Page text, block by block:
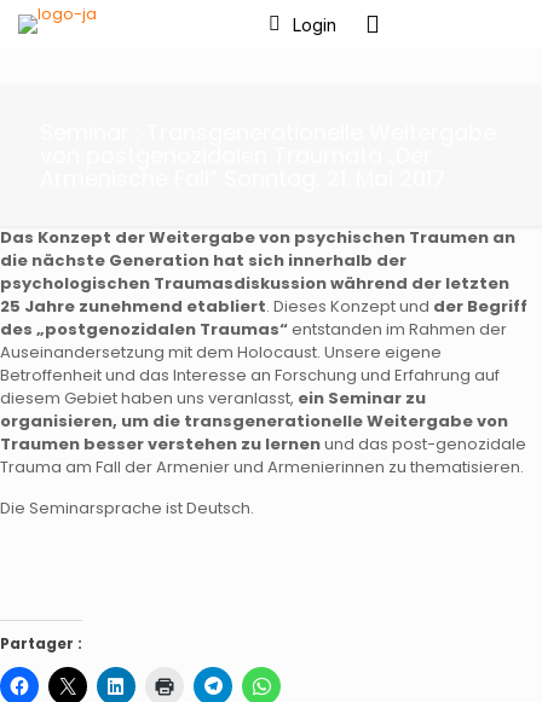
Login
Das Konzept der Weitergabe von psychischen Traumen an
die nächste Generation hat sich innerhalb der
psychologischen Traumasdiskussion während der letzten
25 Jahre zunehmend etabliert. Dieses Konzept und der Begriff
des „postgenozidalen Traumas“entstanden im Rahmen der
Auseinandersetzung mit dem Holocaust. Unsere eigene
Betroffenheit und das Interesse an Forschung und Erfahrung auf
diesem Gebiet haben uns veranlasst, ein Seminar zu
organisieren, um die transgenerationelle Weitergabe von
Traumen besser verstehen zu lernenund das post-genozidale
Trauma am Fall der Armenier und Armenierinnen zu thematisieren.
Die Seminarsprache ist Deutsch.
Partager :